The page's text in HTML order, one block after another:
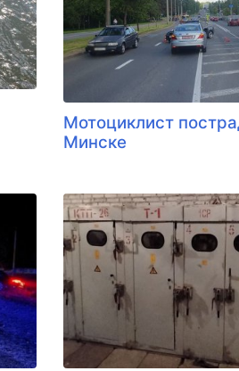
Мотоциклист
Минске